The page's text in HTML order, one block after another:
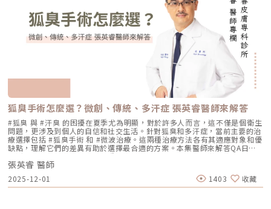
不是變魔術，通常需要一個「療程」的規劃。以皮秒雷射或微針電波為例，
通常會建議進行 3~5 次（每次間隔約 4~6 週）為一個完整療程。不過，多
數人在第 2 次治療後，就會感覺到上妝變得服貼、出油量減少的明顯變化
了。Q4：我是容易泛紅的敏感肌或酒糟肌，也能做醫美縮毛孔嗎？需經醫
師審慎評估。敏感肌或酒糟肌因皮膚屏障較脆弱，若在發炎尚未穩定的情況
下進行高能量雷射，可能增加泛紅加劇或刺激反應的風險。因此治療重點通
常會先放在「穩定膚況與降低發炎反應」，並依個別狀況調整可能的誘發因
素。待肌膚穩定後，再由醫師評估選擇較溫和的療程，例如微針類療程或能
量可精準控制的微針電波，以循序漸進方式改善毛孔粗大與膚質細緻度。
Q5：我平常有在擦酸類或A醇縮毛孔，做醫美前後需要停用嗎？建議暫停使
用，但實際時間需依療程種類與個人膚況調整。酸類（如果酸、水楊酸）與
A醇會促進角質代謝，可能在療程前後增加肌膚敏感度，使刺激反應（如泛
紅、乾燥）加劇，並提高色素沉澱的風險。一般常見建議為：療程前約3–7
天暫停使用，術後約1–2週再視肌膚修復狀況逐步恢復。但實際仍應依醫師
評估為準。在停用期間，建議以溫和清潔、加強保濕與修護（如玻尿酸、神
經醯胺等），並落實防曬措施，協助肌膚穩定修復。擺脫毛孔焦慮，找回平
滑自信肌對抗毛孔粗大是一場長期抗戰，它需要你改變不良的生活習慣、建
立正確的居家保養觀念，並適時借助醫美科技的強大力量來突破瓶頸。現在
的醫美技術已經能為各種膚況提供客製化的解決方案，如果不確定自己到底
是屬於哪一種毛孔類型，或者不知道該從哪一個療程下手，建議直接安排時
間到專業的醫美診所進行諮詢。透過醫師的專業評估，甚至搭配高階的肌膚
檢測儀器，才能為你規劃出最精準、最不走冤枉路的縮毛孔計畫！★溫馨提
皮需連續貼著約 14 天且不可自行撕除。2. 若人工皮翹起或濕潤可加貼更大
片人工皮加強固定。3. 術後兩週內避免三溫暖、蒸氣、劇烈流汗與飲酒。4.
請按時回診由專業人員移除人工皮並檢查膚況。5. 如出現紅腫、刺癢或滲出
應立即聯絡診所處理。6. 色素代謝期間避免使用磨砂、卸妝棉與去角質產
品。7. 修復期需加強保濕並確實做好防曬。Reepot 的優勢到底在哪？與傳
準 舒適度 熱感明顯，需敷麻 即時冷卻系統，可不需敷麻 反黑風險 較高 較
理多種斑點 療程次數 修復期 可能需多次，修復期較長 單次有感改善、修復
期更短 適合性 適合多數色斑但風險略高 適合希望快速、低風險改善的族群
Reepot AI時光雷射禁忌症以下情況在接受 Reepot 治療時需特別注意，需
由醫療人員審慎評估：1. 具有光敏感體質或正在使用感光藥物者若皮膚對光
線反應特別強烈，或正在使用會增加光敏性的藥物，治療後發生刺激或色素
反應的風險較高。2. 三個月內曾使用口服 A 酸A 酸會影響皮膚角質更新與
修復速度，使治療後的反應加劇，因此仿單建議需完全停藥至少三個月。3.
最近三到六個月內接受過填補注射包括玻尿酸、洢蓮絲、舒顏萃等填充劑，
為避免能量影響填充物穩定性，需由醫療人員評估治療時機。4. 三個月內接
受過磨皮或其他侵入性治療若表皮尚未完全恢復，過早進行雷射可能造成過
度刺激或延長恢復期。5. 懷孕與哺乳期間仿單中明確列為需避免的狀況，主
要基於安全性與荷爾蒙變動的不確定性雖然非侵入性，但仍建議暫緩治療。
肉、下顎線模糊、臉部下垂感 改善明顯鬆弛、下垂與多餘皮膚，拉提幅度
通常較明顯 適合對象 皮膚開始鬆、細紋變多、毛孔或膚質變粗、想讓臉看
起來更緊緻的人 輪廓開始下垂、嘴邊肉明顯、下顎線不清楚、下半臉變重
型、能量與個人耐受度，可能不需麻醉或搭配舒緩方式 通常需要局部麻
上，依手術範圍與複雜度不同 修復期 多數人修復期短，可能有暫時泛紅、
長，可能有腫脹、瘀青、傷口照護與拆線需求 效果出現時間 部分人術後先
有緊實感，完整效果通常隨膠原蛋白新生逐漸出現 部分人術後有緊繃感，
拉提效果通常會在數週至數月逐漸明顯 術後消腫後逐漸看出效果，完整自
然度需等待恢復期 維持時間 約1年至1年半以上，依個人體質、老化速度與
保養而定 約1年至1年半以上，依個人體質、發數、能量與保養而定 通常可
維持數年，但仍會隨年齡與老化速度改變 優點 非侵入式、修復期短、膚質
與緊緻感改善自然 非侵入式、修復期短、對輪廓線與深層支撐較有針對性
拉提幅度通常較明顯，適合較嚴重鬆弛者 限制 對非常明顯的下垂或多餘皮
膚，改善幅度有限 對膚質、毛孔、細紋的改善不一定比電波明顯 需開刀、
強，要問哪個適合你很多人會問：「電波跟音波哪個效果比較好？」但這個
問題其實很容易問錯方向。因為電波和音波不是同一種東西，它們就像健身
過皮膚表面傳導進入皮膚內部，無需破壞皮膚結構。它的特色是「單極電
波」。是能將熱能傳遞到較深層的皮膚組織，形成較廣泛的容積式加熱。一
般民眾常聽到的「電波拉提」、「緊緻輪廓」、「改善鬆弛」，多半就是從
這類療程概念延伸而來。由於屬於非侵入式，不需要手術或注射，且通常恢
復期較短；效果可能在療程後逐漸顯現，並隨著時間持續變化。鳳凰電波適
合施打族群鳳凰電波比較常被期待用在以下需求： 臉部鬆弛感 下顎線不清
楚 嘴邊肉或輪廓線變模糊 眼周細紋與鬆弛 身體局部肌膚鬆弛 常被作為年度
型保養選項之一不過要特別注意，任何非侵入式儀器療程都不是拉皮手術，
也不是填充療程。它比較適合用來改善輕度到中度鬆弛，若已經有明顯皮膚
下垂、脂肪位移或組織支撐不足，仍需要由專業醫師評估是否需搭配其他療
程。什麼是DENSITY RF無雙電波 ？無雙電波的英文名稱為 DENSITY，由
Jeisys Medical 推出。根據 DENSITY 官方資料，這套系統使用單極與雙極
高頻能量，可將能量傳遞到淺層與深層皮膚組織。它和傳統單一電波不同的
地方，在於它主打「單極 + 雙極」的複合式能量設計。單極偏向較深層作
用，雙極則偏向較表層、較集中，因此在療程定位上，無雙電波常被形容為
兼顧： 深層緊緻 淺層膚質 細紋改善 毛孔與光澤感 整體肌膚精緻度
DENSITY 採用 sequential monopolar + bipolar RF，也就是序列式單極
與雙極射頻能量，並搭配冷卻與即時阻抗校準等設計。無雙電波適合施打族
群無雙電波常被期待用在以下族群： 臉沒有嚴重鬆弛，但開始覺得輪廓不
夠緊 膚質變粗、毛孔變明顯 乾燥細紋、光澤感下降 想做電波，但怕疼痛感
太強 想要自然型、精緻型保養 希望同時處理緊緻與膚質所以如果說鳳凰電
波比較偏「輪廓拉提主力」，無雙電波就比較像「緊緻 + 膚質管理」的複合
狐臭手術怎麼選？微創、傳統、多汗症 張英睿醫師來解答
#狐臭 與 #汗臭 的困擾在夏季尤為明顯，對於許多人而言，這不僅是個衛生
問題，更涉及到個人的自信和社交生活。針對狐臭和多汗症，當前主要的治
療選擇包括 #狐臭手術 和 #微波治療。這兩種治療方法各有其適應對象和優
缺點，理解它們的差異有助於選擇最合適的方案。本集醫師來解答QA日常
生活中該如何減少體味產生？重點摘要：00:00 開場00:05 微創旋轉刮刀狐
臭手術與傳統狐臭手術法之比較00:40 狐臭手術治療效果如何？01:55 狐臭
和多汗我都有，但我能使用狐臭手術嗎？02:33 狐臭治療建議幾歲開始做？
03:08 微波治療後汗水會跑到其他部位嗎？04:21 日常生活中該如何減少體
味產生？張英睿皮膚專科診所官網 : http://www.skinbook.com.tw/張英
張英睿 醫師
2025-12-01 1403 收藏